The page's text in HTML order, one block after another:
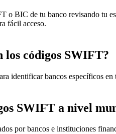
o BIC de tu banco revisando tu
fácil acceso.
los códigos SWIFT?
identificar bancos específicos
SWIFT a nivel
por bancos e instituciones